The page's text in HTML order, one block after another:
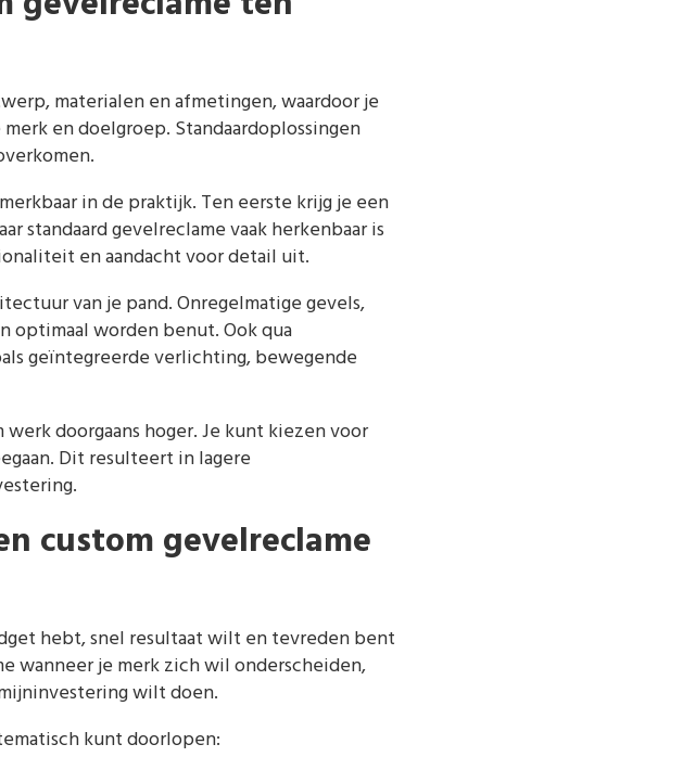
materialen en afmetingen, waardoor je
en doelgroep. Standaardoplossingen
in de praktijk. Ten eerste krijg je een
standaard gevelreclame vaak herkenbaar is
en aandacht voor detail uit.
van je pand. Onregelmatige gevels,
optimaal worden benut. Ook qua
geïntegreerde verlichting, bewegende
doorgaans hoger. Je kunt kiezen voor
Dit resulteert in lagere
custom gevelreclame
hebt, snel resultaat wilt en tevreden bent
wanneer je merk zich wil onderscheiden,
wilt doen.
kunt doorlopen: